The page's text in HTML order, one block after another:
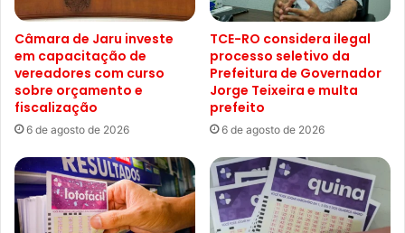
Câmara de Jaru investe
em capacitação de
vereadores com curso
sobre orçamento e
fiscalização
6 de agosto de 2026
TCE-RO considera ilegal
processo seletivo da
Prefeitura de Governador
Jorge Teixeira e multa
prefeito
6 de agosto de 2026